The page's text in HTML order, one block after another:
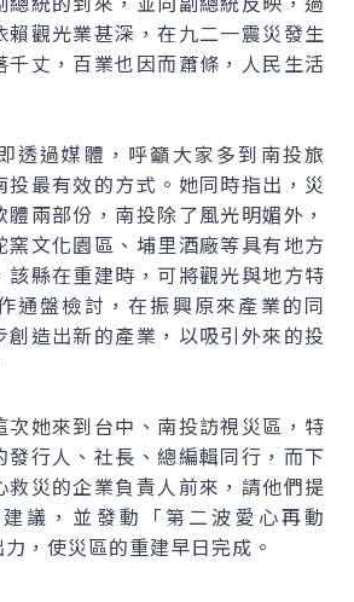
賴觀光業甚深，在九二一震災發生
千丈，百業也因而蕭條，人民生活
過媒體，呼籲大家多到南投旅
投最有效的方式。她同時指出，災
兩部份，南投除了風光明媚外，
窯文化園區、埔里酒廠等具有地方
該縣在重建時，可將觀光與地方特
通盤檢討，在振興原來產業的同
創造出新的產業，以吸引外來的投
她來到台中、南投訪視災區，特
發行人、社長、總編輯同行，而下
救災的企業負責人前來，請他們提
議，並發動「第二波愛心再動
，使災區的重建早日完成。